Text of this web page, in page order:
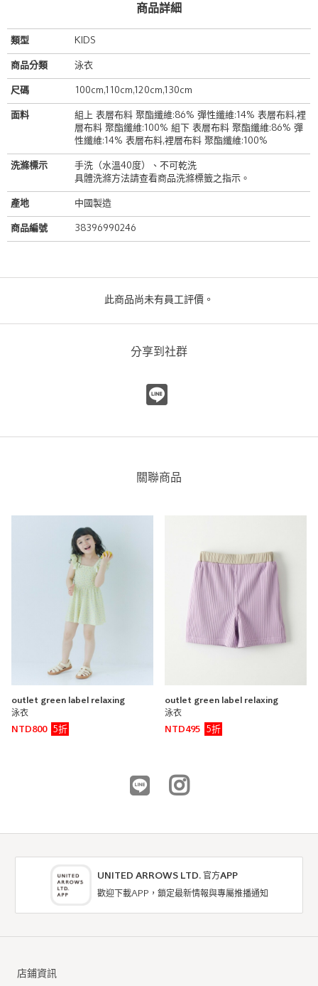
商品詳細
類型 KIDS
商品分類 泳衣
尺碼 100cm,110cm,120cm,130cm
面料
組上 表層布料 聚酯纖維:86% 彈性纖維:14% 表層布料,裡
層布料 聚酯纖維:100% 組下 表層布料 聚酯纖維:86% 彈
性纖維:14% 表層布料,裡層布料 聚酯纖維:100%
洗滌標示
手洗（水溫40度）、不可乾洗
具體洗滌方法請查看商品洗滌標籤之指示。
產地 中國製造
商品編號 38396990246
此商品尚未有員工評價。
分享到社群
關聯商品
outlet green label relaxing
泳衣
NTD800
5折
outlet green label relaxing
泳衣
NTD495
5折
UNITED ARROWS LTD. 官方APP
歡迎下載APP，鎖定最新情報與專屬推播通知
店鋪資訊